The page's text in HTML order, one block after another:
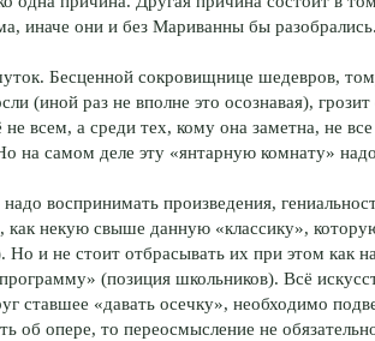
иначе они и без Мариванны бы разобрались.
Бесценной сокровищнице шедевров,
(иной раз не вполне это осознавая),
всем, а среди тех, кому она заметна, не
на самом деле эту «янтарную комнату»
надо воспринимать произведения,
как некую свыше данную «классику»,
и не стоит отбрасывать их при этом как
(позиция школьников). Всё
ставшее «давать осечку», необходимо
об опере, то переосмысление не